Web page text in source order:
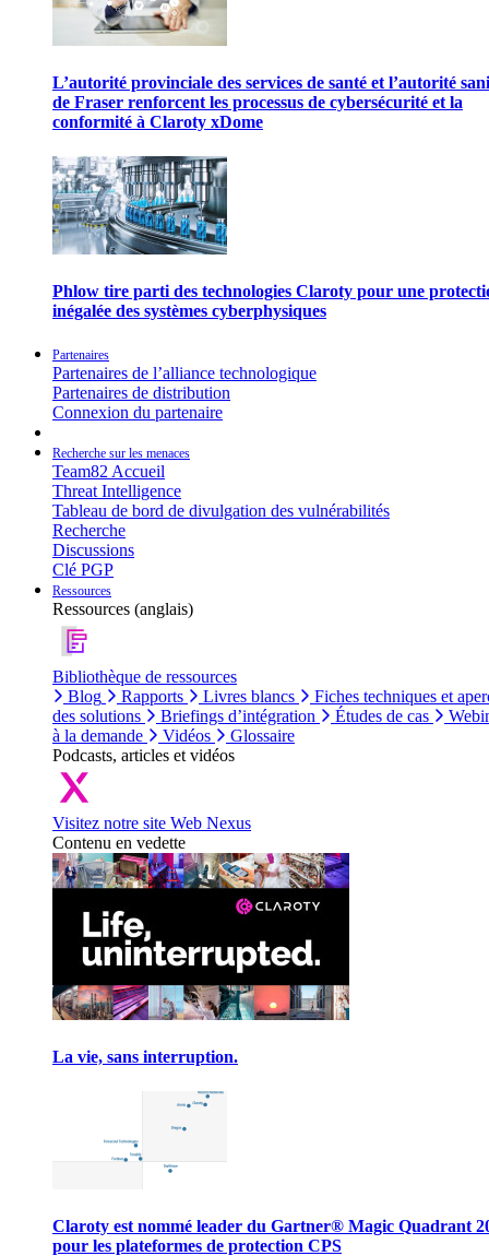
L’autorité provinciale des services de santé et l’autorité
de Fraser renforcent les processus de cybersécurité et la
conformité à Claroty xDome
Phlow tire parti des technologies Claroty pour une
inégalée des systèmes cyberphysiques
Partenaires
Partenaires de l’alliance technologique
Partenaires de distribution
Connexion du partenaire
Recherche sur les menaces
Team82 Accueil
Threat Intelligence
Tableau de bord de divulgation des vulnérabilités
Recherche
Discussions
Clé PGP
Ressources
Ressources (anglais)
Bibliothèque de ressources
Blog
Rapports Livres blancs
Fiches techniques et
des solutions
Briefings d’intégration Études de cas
à la demande
Vidéos
Glossaire
Podcasts, articles et vidéos
Visitez notre site Web Nexus
Contenu en vedette
La vie, sans interruption.
Claroty est nommé leader du Gartner® Magic Quadrant
pour les plateformes de protection CPS